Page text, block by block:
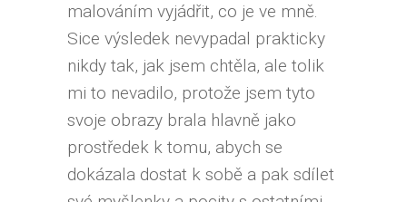
malováním vyjádřit, co je ve mně.
Sice výsledek nevypadal prakticky
nikdy tak, jak jsem chtěla, ale tolik
mi to nevadilo, protože jsem tyto
svoje obrazy brala hlavně jako
prostředek k tomu, abych se
dokázala dostat k sobě a pak sdílet